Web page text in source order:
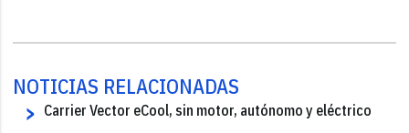
NOTICIAS RELACIONADAS
Carrier Vector eCool, sin motor, autónomo y eléctrico